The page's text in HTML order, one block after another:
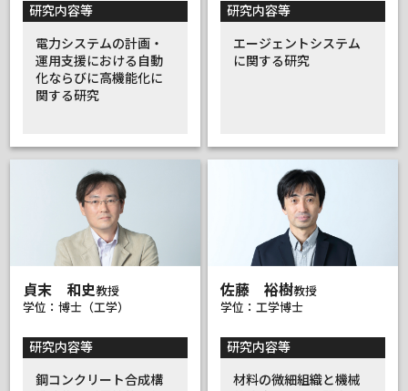
研究内容等
電力システムの計画・
運用支援における自動
化ならびに高機能化に
関する研究
研究内容等
エージェントシステム
に関する研究
貞末 和史教授
学位：博士（工学）
研究内容等
鋼コンクリート合成構
佐藤 裕樹教授
学位：工学博士
研究内容等
材料の微細組織と機械